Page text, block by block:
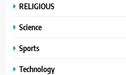
RELIGIOUS
Science
Sports
Technology